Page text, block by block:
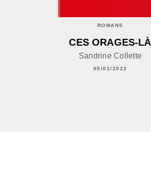
ROMANS
CES ORAGES-LÀ
Sandrine Collette
05/01/2022